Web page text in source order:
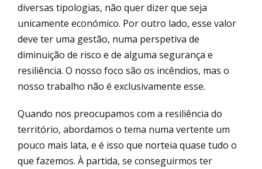
diversas tipologias, não quer dizer que seja
unicamente económico. Por outro lado, esse valor
deve ter uma gestão, numa perspetiva de
diminuição de risco e de alguma segurança e
resiliência. O nosso foco são os incêndios, mas o
nosso trabalho não é exclusivamente esse.
Quando nos preocupamos com a resiliência do
território, abordamos o tema numa vertente um
pouco mais lata, e é isso que norteia quase tudo o
que fazemos. À partida, se conseguirmos ter